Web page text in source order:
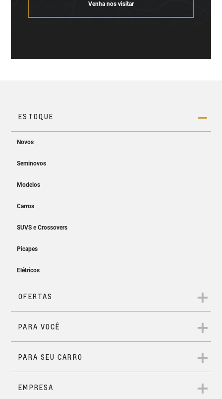
Venha nos visitar